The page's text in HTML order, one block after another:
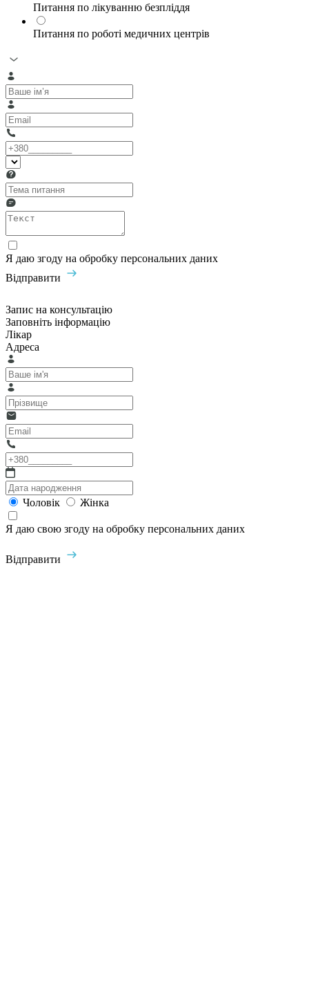
Питання по лікуванню безпліддя
Питання по роботі медичних центрів
Я даю згоду на обробку персональних даних
Відправити
Запис на консультацію
Заповніть інформацію
Лікар
Адреса
Чоловік Жінка
Я даю свою згоду на обробку персональних даних
Відправити